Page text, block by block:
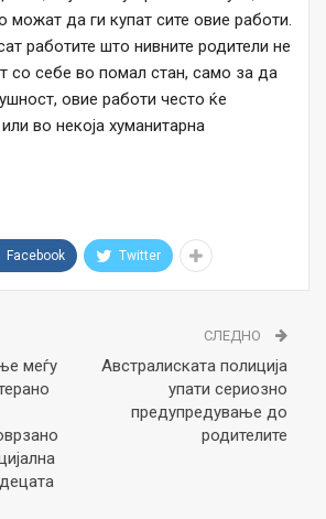
можат да ги купат сите овие работи.
работите што нивните родители не
со себе во помал стан, само за да
овие работи често ќе
во некоја хуманитарна
Facebook Twitter
меѓу
СЛЕДНО
Австралиската полиција
упати сериозно
предупредување до
родителите